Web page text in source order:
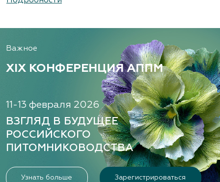
Важное
XIX КОНФЕРЕНЦИЯ АППМ
11-13 февраля 2026
ВЗГЛЯД В БУДУЩЕЕ
РОССИЙСКОГО
ПИТОМНИКОВОДСТВА
Узнать больше Зарегистрироваться